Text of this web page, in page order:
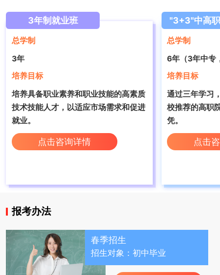
3年制就业班
总学制
3年
培养目标
培养具备职业素养和职业技能的高素质
技术技能人才，‌以适应市场需求和促进
就业。
点击咨询详情
"3+3"中高
总学制
6年（3年中专
培养目标
通过三年学习
校推荐的高职
凭。
点击
报考办法
春季招生
招生对象：初中毕业